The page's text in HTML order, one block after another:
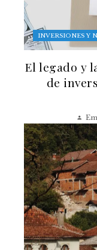
INVERSIONES Y
El legado y
de